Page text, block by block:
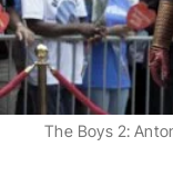
The Boys 2: